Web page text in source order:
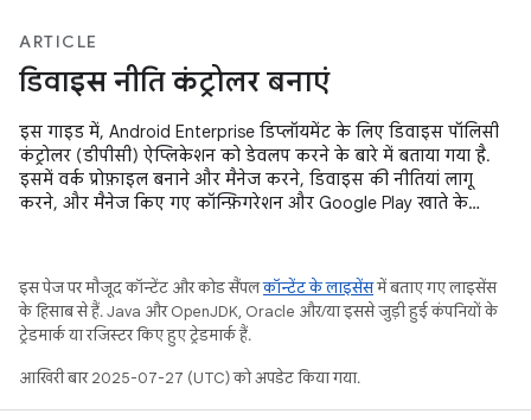
ARTICLE
डिवाइस नीति कंट्रोलर बनाएं
इस गाइड में, Android Enterprise डिप्लॉयमेंट के लिए डिवाइस पॉलिसी
कंट्रोलर (डीपीसी) ऐप्लिकेशन को डेवलप करने के बारे में बताया गया है.
इसमें वर्क प्रोफ़ाइल बनाने और मैनेज करने, डिवाइस की नीतियां लागू
करने, और मैनेज किए गए कॉन्फ़िगरेशन और Google Play खाते के
इस पेज पर मौजूद कॉन्टेंट और कोड सैंपलकॉन्टेंट के लाइसेंसमें बताए गए लाइसेंस
के हिसाब से हैं. Java और OpenJDK, Oracle और/या इससे जुड़ी हुई कंपनियों के
ट्रेडमार्क या रजिस्टर किए हुए ट्रेडमार्क हैं.
आखिरी बार 2025-07-27 (UTC) को अपडेट किया गया.